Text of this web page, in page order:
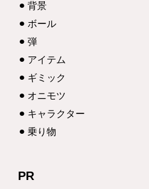
背景
ボール
弾
アイテム
ギミック
オニモツ
キャラクター
乗り物
PR